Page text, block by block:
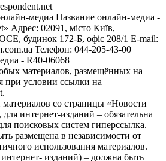
медиа Название онлайн-медиа -
Адрес: 02091, місто Київ,
будинок 172-Б, офіс 208/1 E-mail:
Телефон: 044-205-43-00
- R40-06068
материалов, размещённых на
при условии ссылки на
со страницы «Новости
интернет-изданий – обязательна
поисковых систем гиперссылка.
размещена в независимости от
использования материалов.
изданий) – должна быть